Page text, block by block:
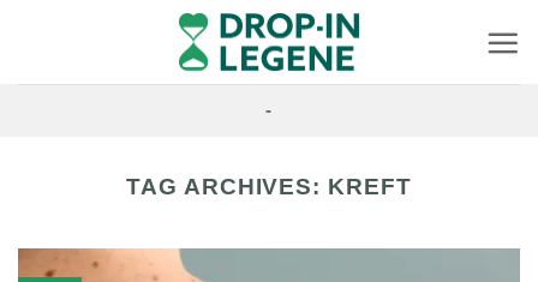
content
-
TAG ARCHIVES: KREFT